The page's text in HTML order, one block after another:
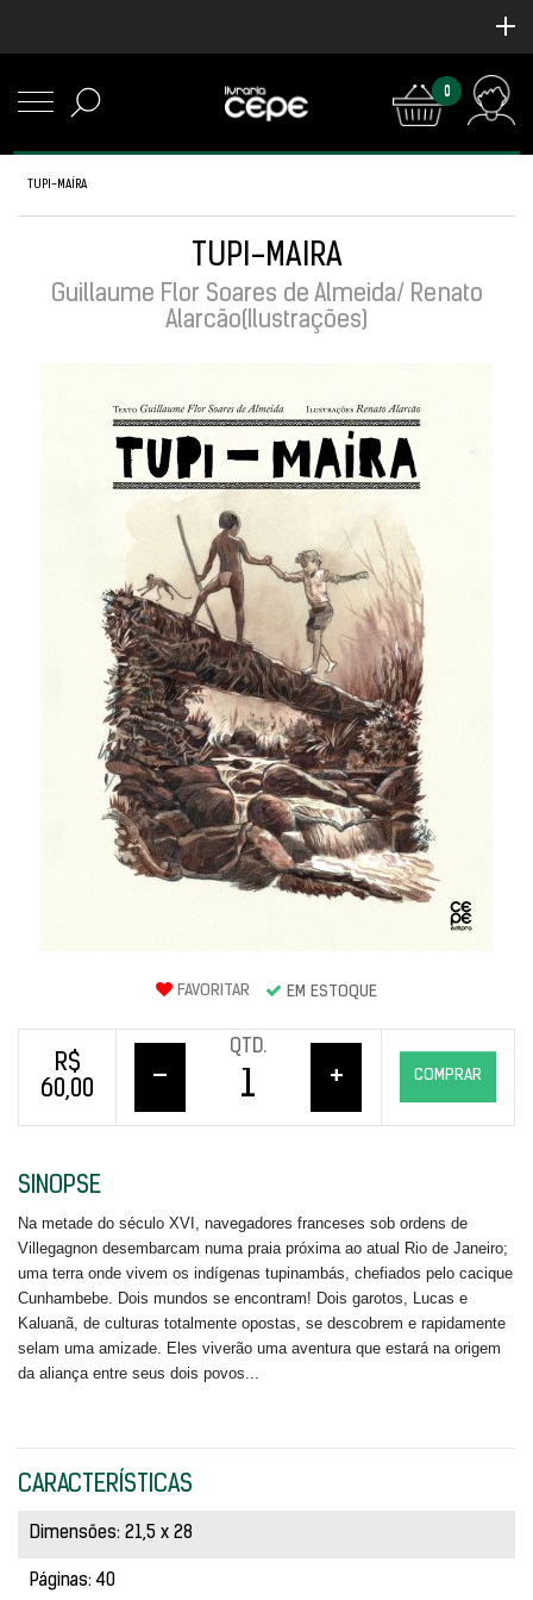
0
TUPI-MAÍRA
TUPI-MAÍRA
Guillaume Flor Soares de Almeida/ Renato
Alarcão(Ilustrações)
FAVORITAR EM ESTOQUE
R$
60,00
–
QTD.
+ COMPRAR
SINOPSE
Na metade do século XVI, navegadores franceses sob ordens de
Villegagnon desembarcam numa praia próxima ao atual Rio de Janeiro;
uma terra onde vivem os indígenas tupinambás, chefiados pelo cacique
Cunhambebe. Dois mundos se encontram! Dois garotos, Lucas e
Kaluanã, de culturas totalmente opostas, se descobrem e rapidamente
selam uma amizade. Eles viverão uma aventura que estará na origem
da aliança entre seus dois povos...
CARACTERÍSTICAS
Dimensões: 21,5 x 28
Páginas: 40